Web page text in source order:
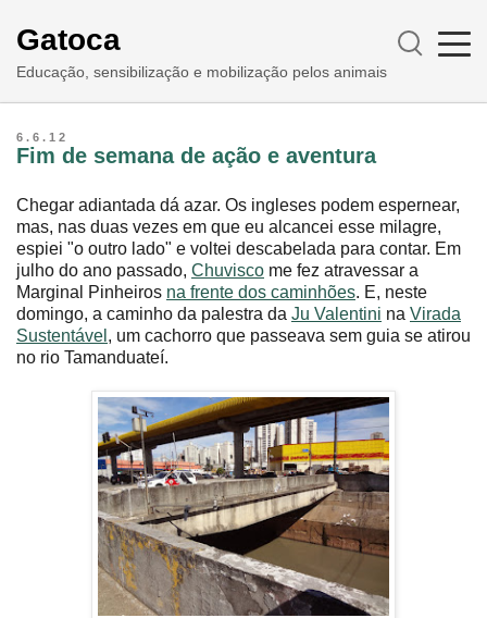
Gatoca
Educação, sensibilização e mobilização pelos animais
6.6.12
Fim de semana de ação e aventura
Chegar adiantada dá azar. Os ingleses podem espernear,
mas, nas duas vezes em que eu alcancei esse milagre,
espiei "o outro lado" e voltei descabelada para contar. Em
julho do ano passado, Chuvisco me fez atravessar a
Marginal Pinheiros na frente dos caminhões. E, neste
domingo, a caminho da palestra da Ju Valentini na Virada
Sustentável , um cachorro que passeava sem guia se atirou
no rio Tamanduateí.